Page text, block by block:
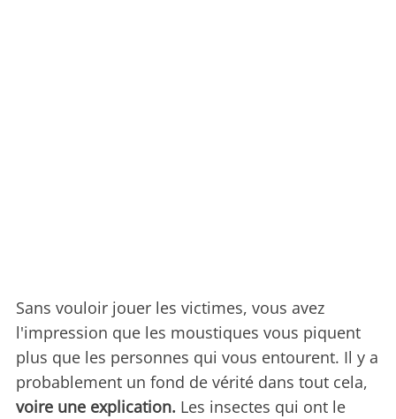
Sans vouloir jouer les victimes, vous avez
l'impression que les moustiques vous piquent
plus que les personnes qui vous entourent. Il y a
probablement un fond de vérité dans tout cela,
voire une explication. Les insectes qui ont le